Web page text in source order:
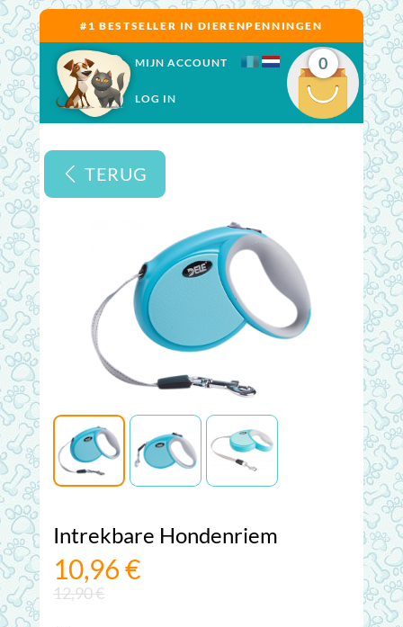
#1 BESTSELLER IN DIERENPENNINGEN
MIJN ACCOUNT
LOG IN
0
TERUG
Intrekbare Hondenriem
10,96 €
12,90 €